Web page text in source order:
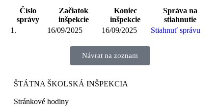
Číslo
správy
Začiatok
inšpekcie
Koniec
inšpekcie
Správa na
stiahnutie
1.
16/09/2025 16/09/2025 Stiahnuť správu
Návrat na zoznam
ŠTÁTNA ŠKOLSKÁ INŠPEKCIA
Stránkové hodiny​